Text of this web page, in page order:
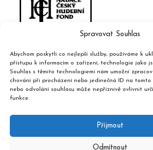
Spravovat Souhlas
Abychom poskytli co nejlepší služby, používáme k
přístupu k informacím o zařízení, technologie jako
Souhlas s těmito technologiemi nám umožní
chování při procházení nebo jedinečná ID na tomto
nebo odvolání souhlasu může nepříznivě ovlivnit
funkce.
Příjmout
Odmítnout